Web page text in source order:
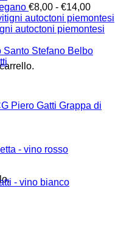
€8,00 - €14,00Fascia
di
prezzo:
€8,00
autoctoni piemontesi
Grappa di
- vino rosso
- vino bianco